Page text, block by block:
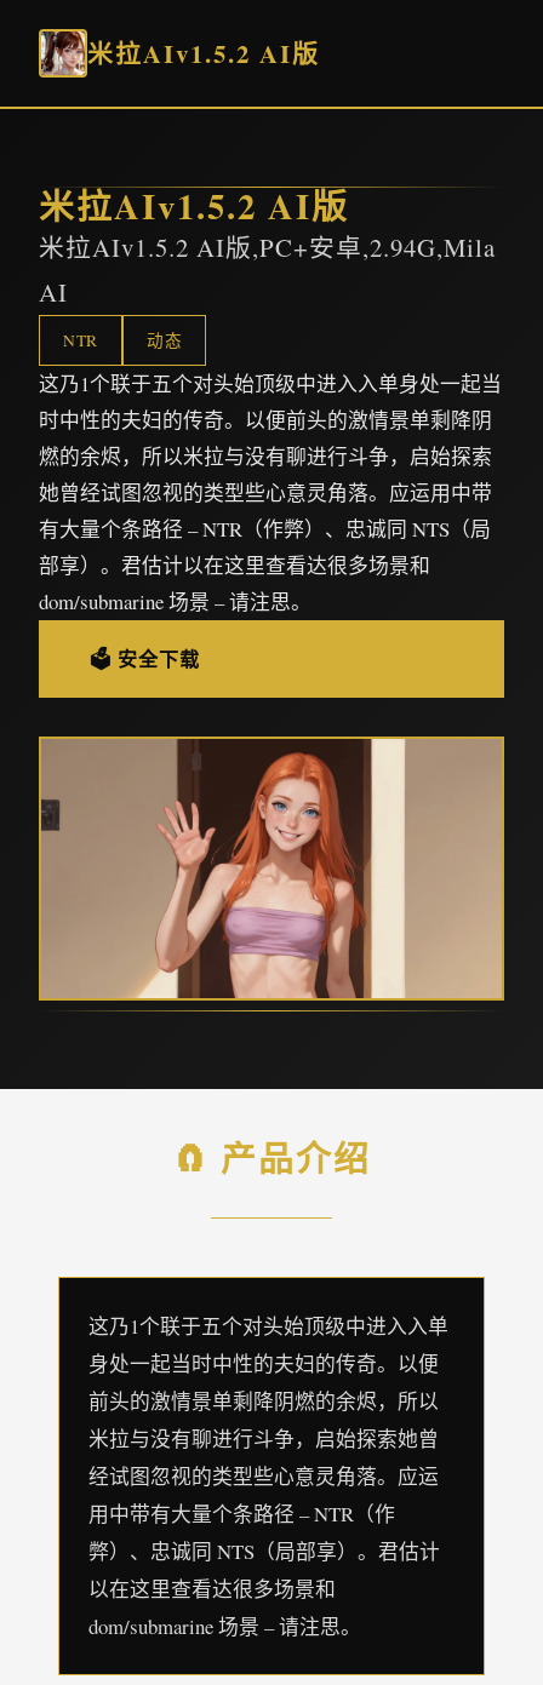
米拉AIv1.5.2 AI版
米拉AIv1.5.2 AI版
米拉AIv1.5.2 AI版,PC+安卓,2.94G,Mila
AI
NTR 动态
这乃1个联于五个对头始顶级中进入入单身处一起当
时中性的夫妇的传奇。以便前头的激情景单剩降阴
燃的余烬，所以米拉与没有聊进行斗争，启始探索
她曾经试图忽视的类型些心意灵角落。应运用中带
有大量个条路径 – NTR（作弊）、忠诚同 NTS（局
部享）。君估计以在这里查看达很多场景和
dom/submarine 场景 – 请注思。
🗳️ 安全下载
🧲 产品介绍
这乃1个联于五个对头始顶级中进入入单
身处一起当时中性的夫妇的传奇。以便
前头的激情景单剩降阴燃的余烬，所以
米拉与没有聊进行斗争，启始探索她曾
经试图忽视的类型些心意灵角落。应运
用中带有大量个条路径 – NTR（作
弊）、忠诚同 NTS（局部享）。君估计
以在这里查看达很多场景和
dom/submarine 场景 – 请注思。